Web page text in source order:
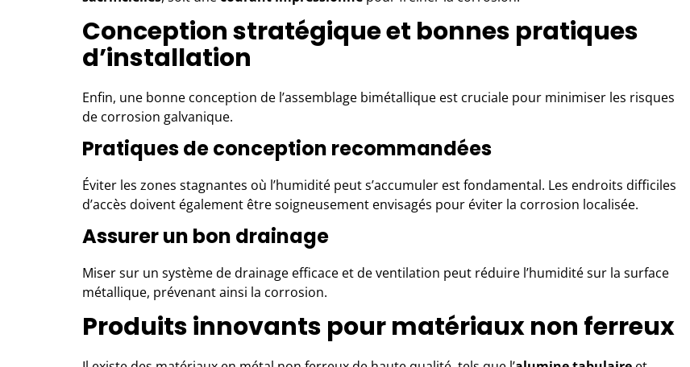
Conception stratégique et bonnes pratiques
d’installation
Enfin, une bonne conception de l’assemblage bimétallique est cruciale pour minimiser les risques
de corrosion galvanique.
Pratiques de conception recommandées
Éviter les zones stagnantes où l’humidité peut s’accumuler est fondamental. Les endroits difficiles
d’accès doivent également être soigneusement envisagés pour éviter la corrosion localisée.
Assurer un bon drainage
Miser sur un système de drainage efficace et de ventilation peut réduire l’humidité sur la surface
métallique, prévenant ainsi la corrosion.
Produits innovants pour matériaux non ferreux